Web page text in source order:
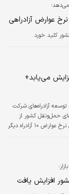
عوارض آزادراهی
کلید خورد.
می‌یابد+
آزادراه‌های شرکت
حمل‌ونقل کشور از
برنامه‌ریزی برای افزایش نرخ عوارض ۱۰ آزادراه دیگر